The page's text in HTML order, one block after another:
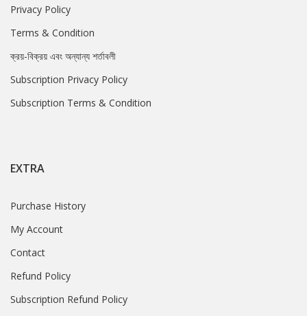
Privacy Policy
Terms & Condition
ক্রয়-বিক্রয় এবং অন্যান্য শর্তাবলী
Subscription Privacy Policy
Subscription Terms & Condition
EXTRA
Purchase History
My Account
Contact
Refund Policy
Subscription Refund Policy